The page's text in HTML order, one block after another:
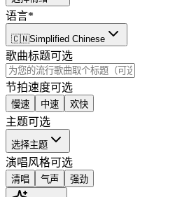
语言*
🇨🇳Simplified Chinese
歌曲标题可选
节拍速度可选
慢速 中速 欢快
主题可选
选择主题
演唱风格可选
清唱 气声 强劲